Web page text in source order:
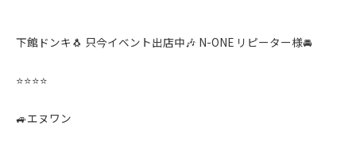
下館ドンキ🐧 只今イベント出店中🎶 N-ONE リピーター様🚘
⭐️⭐️⭐️⭐️
🚙エヌワン